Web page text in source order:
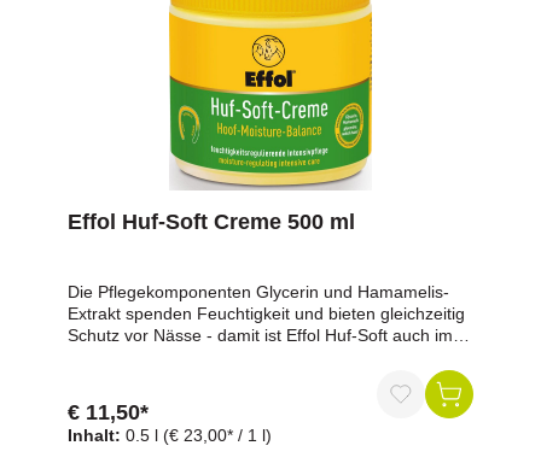
Effol Huf-Soft Creme 500 ml
Die Pflegekomponenten Glycerin und Hamamelis-
Extrakt spenden Feuchtigkeit und bieten gleichzeitig
Schutz vor Nässe - damit ist Effol Huf-Soft auch im
Belastbarkeit selbst bei stark beanspruchten, harten
Huftypen erhöht. Bei Bedarf mehrmals täglich, immer
vom Kronrand an auftragen. Effol Huf-Soft wurde mit
Dieter Kröhnert, dem Mannschaftshufschmied der
Inhalt: 0.5 l (€ 23,00* / 1 l)
€ 11,50*